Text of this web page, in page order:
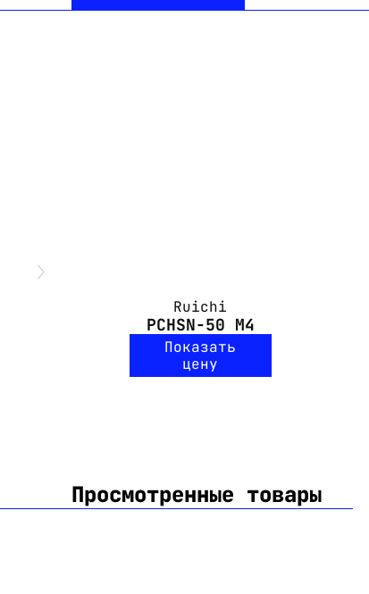
Ruichi
PCHSN-50 M4
Показать
цену
Просмотренные товары